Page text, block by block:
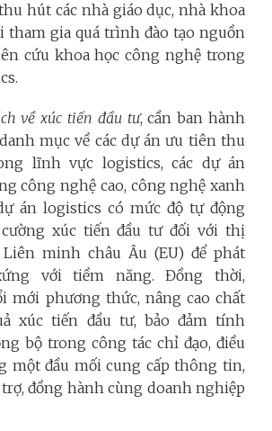
hút các nhà giáo dục, nhà khoa
tham gia quá trình đào tạo nguồn
cứu khoa học công nghệ trong
về xúc tiến đầu tư, cần ban hành
mục về các dự án ưu tiên thu
lĩnh vực logistics, các dự án
công nghệ cao, công nghệ xanh
án logistics có mức độ tự động
xúc tiến đầu tư đối với thị
minh châu Âu (EU) để phát
với tiềm năng. Đồng thời,
mới phương thức, nâng cao chất
xúc tiến đầu tư, bảo đảm tính
bộ trong công tác chỉ đạo, điều
một đầu mối cung cấp thông tin,
đồng hành cùng doanh nghiệp